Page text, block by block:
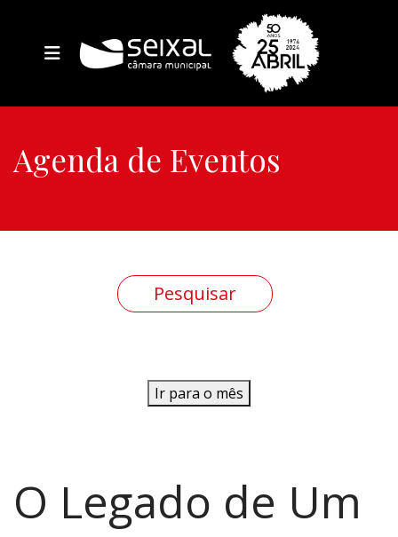
Agenda de Eventos
Ir para o mês
O Legado de Um